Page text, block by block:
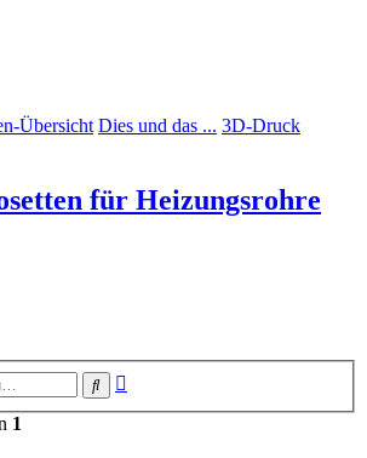
Übersicht Dies und das ... 3D-Druck
für Heizungsrohre
Suche
1